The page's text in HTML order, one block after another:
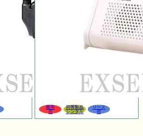
販売
可
同等製品
レンタル
リース
可